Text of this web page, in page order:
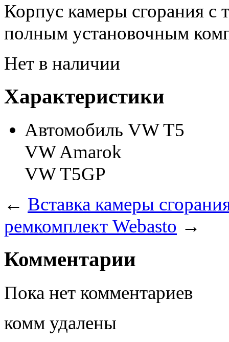
Корпус камеры сгорания с
полным установочным
Нет в наличии
Характеристики
Автомобиль VW T5
VW Amarok
VW T5GP
← Вставка камеры
ремкомплект Webasto →
Комментарии
Пока нет комментариев
комм удалены